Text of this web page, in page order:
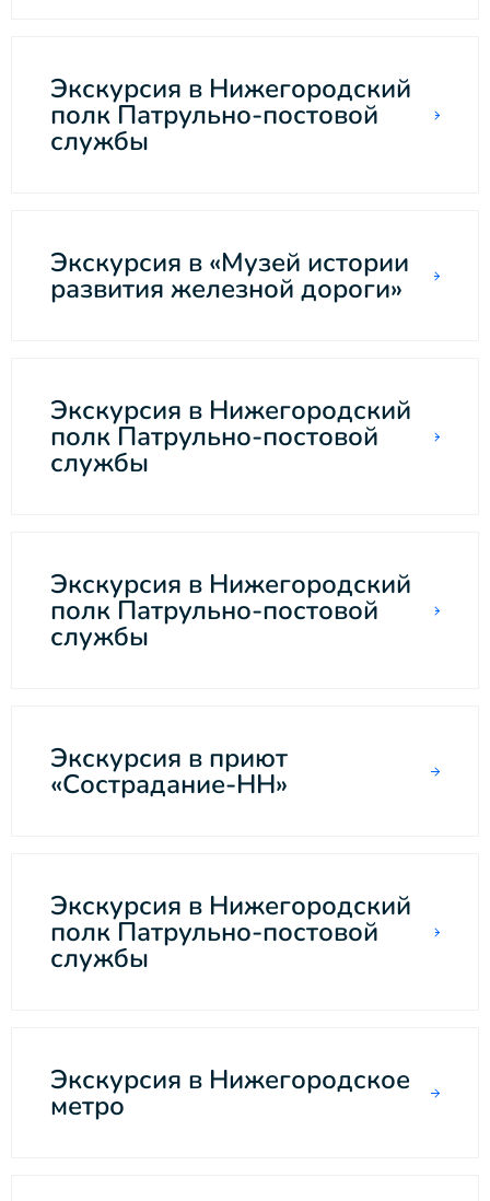
Экскурсия в Нижегородский
полк Патрульно-постовой
службы
Экскурсия в «Музей истории
развития железной дороги»
Экскурсия в Нижегородский
полк Патрульно-постовой
службы
Экскурсия в Нижегородский
полк Патрульно-постовой
службы
Экскурсия в приют
«Сострадание-НН»
Экскурсия в Нижегородский
полк Патрульно-постовой
службы
Экскурсия в Нижегородское
метро